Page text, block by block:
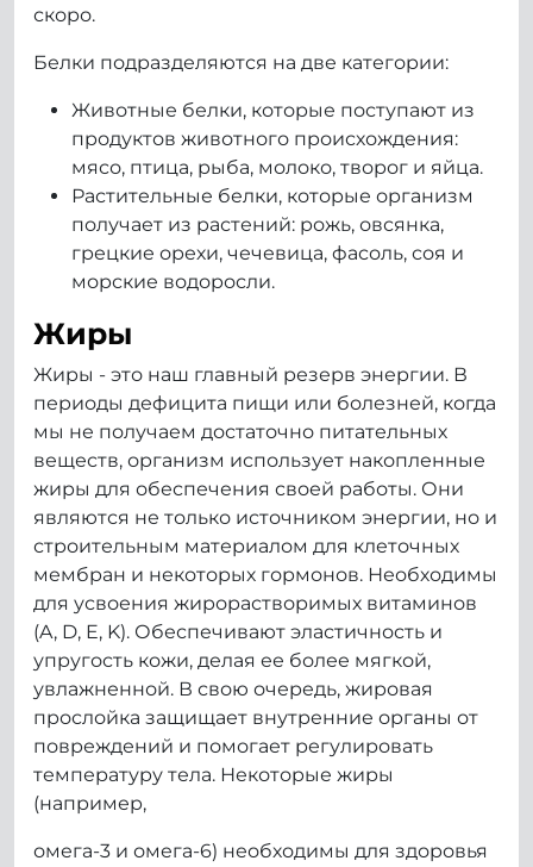
скоро.
Белки подразделяются на две категории:
Животные белки, которые поступают из
продуктов животного происхождения:
мясо, птица, рыба, молоко, творог и яйца.
Растительные белки, которые организм
получает из растений: рожь, овсянка,
грецкие орехи, чечевица, фасоль, соя и
морские водоросли.
Жиры
Жиры - это наш главный резерв энергии. В
периоды дефицита пищи или болезней, когда
мы не получаем достаточно питательных
веществ, организм использует накопленные
жиры для обеспечения своей работы. Они
являются не только источником энергии, но и
строительным материалом для клеточных
мембран и некоторых гормонов. Необходимы
для усвоения жирорастворимых витаминов
(A, D, E, K). Обеспечивают эластичность и
упругость кожи, делая ее более мягкой,
увлажненной. В свою очередь, жировая
прослойка защищает внутренние органы от
повреждений и помогает регулировать
температуру тела. Некоторые жиры
(например,
омега-3 и омега-6) необходимы для здоровья